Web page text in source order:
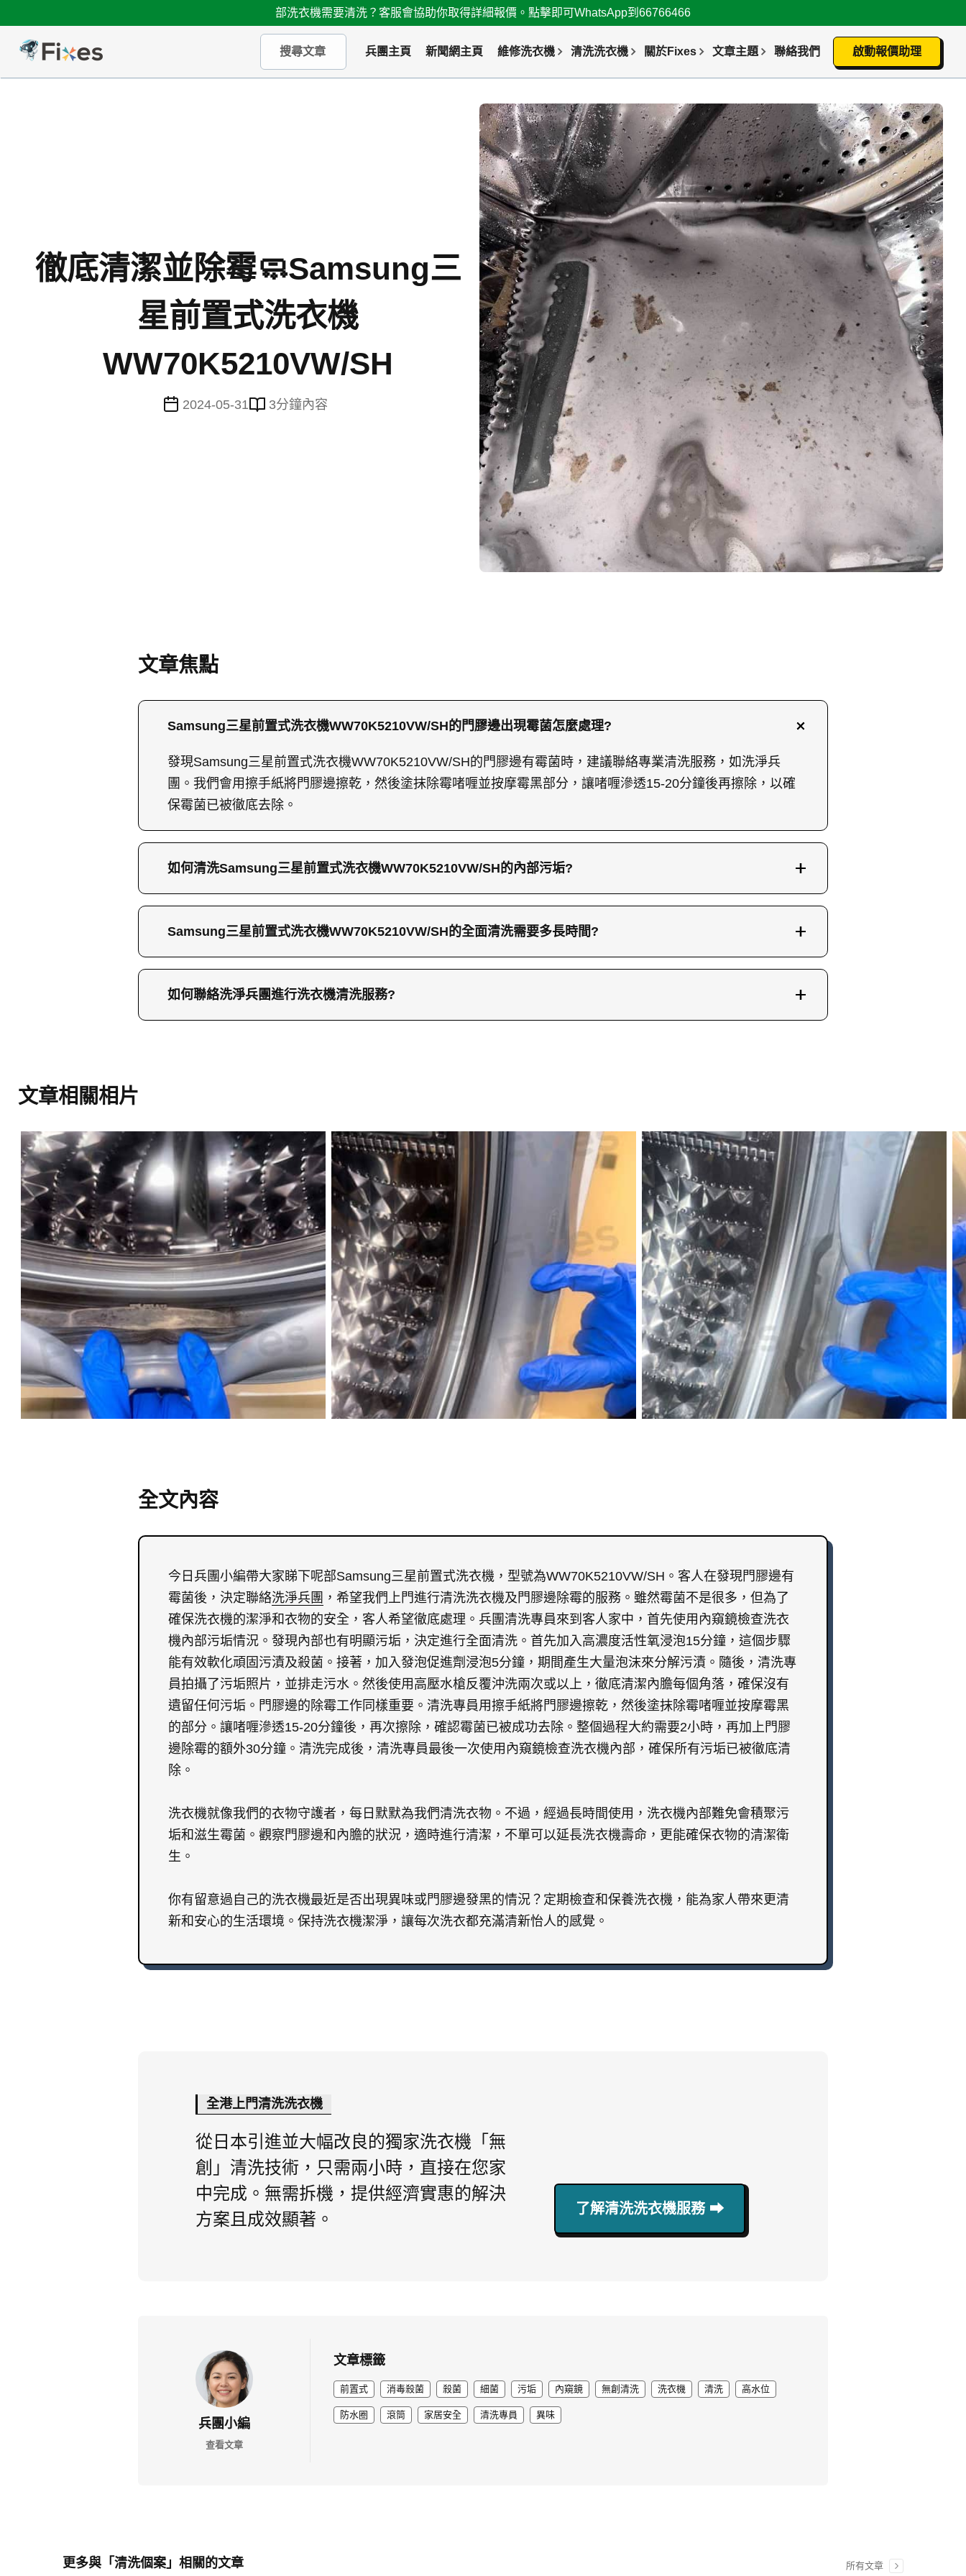
部洗衣機需要清洗？客服會協助你取得詳細報價。點擊即可WhatsApp到66766466
兵團主頁 新聞網主頁 維修洗衣機 清洗洗衣機 關於Fixes 文章主題 聯絡我們 啟動報價助理
徹底清潔並除霉🧼Samsung三
星前置式洗衣機
WW70K5210VW/SH
2024-05-31 3分鐘內容
文章焦點
Samsung三星前置式洗衣機WW70K5210VW/SH的門膠邊出現霉菌怎麼處理?
發現Samsung三星前置式洗衣機WW70K5210VW/SH的門膠邊有霉菌時，建議聯絡專業清洗服務，如洗淨兵
團。我們會用擦手紙將門膠邊擦乾，然後塗抹除霉啫喱並按摩霉黑部分，讓啫喱滲透15-20分鐘後再擦除，以確
保霉菌已被徹底去除。
如何清洗Samsung三星前置式洗衣機WW70K5210VW/SH的內部污垢?
清洗Samsung三星前置式洗衣機WW70K5210VW/SH的內部污垢時，首先加入高濃度活性氧浸泡15分鐘，再加
入發泡促進劑浸泡5分鐘，產生泡沫分解污漬。接著使用高壓水槍反覆沖洗兩次或以上，確保內膽每個角落都被
Samsung三星前置式洗衣機WW70K5210VW/SH的全面清洗需要多長時間?
清洗Samsung三星前置式洗衣機WW70K5210VW/SH的全面過程大約需要2小時，再加上門膠邊除霉的額外30
分鐘。這過程包括內視鏡檢查洗衣機內部污垢、高濃度活性氧浸泡、發泡促進劑浸泡、高壓水槍沖洗及最終檢
如何聯絡洗淨兵團進行洗衣機清洗服務?
文章相關相片
全文內容
今日兵團小編帶大家睇下呢部Samsung三星前置式洗衣機，型號為WW70K5210VW/SH。客人在發現門膠邊有
霉菌後，決定聯絡洗淨兵團 ，希望我們上門進行清洗洗衣機及門膠邊除霉的服務。雖然霉菌不是很多，但為了
確保洗衣機的潔淨和衣物的安全，客人希望徹底處理。兵團清洗專員來到客人家中，首先使用內窺鏡檢查洗衣
機內部污垢情況。發現內部也有明顯污垢，決定進行全面清洗。首先加入高濃度活性氧浸泡15分鐘，這個步驟
能有效軟化頑固污漬及殺菌。接著，加入發泡促進劑浸泡5分鐘，期間產生大量泡沫來分解污漬。隨後，清洗專
員拍攝了污垢照片，並排走污水。然後使用高壓水槍反覆沖洗兩次或以上，徹底清潔內膽每個角落，確保沒有
遺留任何污垢。門膠邊的除霉工作同樣重要。清洗專員用擦手紙將門膠邊擦乾，然後塗抹除霉啫喱並按摩霉黑
的部分。讓啫喱滲透15-20分鐘後，再次擦除，確認霉菌已被成功去除。整個過程大約需要2小時，再加上門膠
邊除霉的額外30分鐘。清洗完成後，清洗專員最後一次使用內窺鏡檢查洗衣機內部，確保所有污垢已被徹底清
除。
洗衣機就像我們的衣物守護者，每日默默為我們清洗衣物。不過，經過長時間使用，洗衣機內部難免會積聚污
垢和滋生霉菌。觀察門膠邊和內膽的狀況，適時進行清潔，不單可以延長洗衣機壽命，更能確保衣物的清潔衛
生。
你有留意過自己的洗衣機最近是否出現異味或門膠邊發黑的情況？定期檢查和保養洗衣機，能為家人帶來更清
新和安心的生活環境。保持洗衣機潔淨，讓每次洗衣都充滿清新怡人的感覺。
全港上門清洗洗衣機
從日本引進並大幅改良的獨家洗衣機「無
創」清洗技術，只需兩小時，直接在您家
中完成。無需拆機，提供經濟實惠的解決
方案且成效顯著。
了解清洗洗衣機服務 ⮕
兵團小編
查看文章
文章標籤
前置式 消毒殺菌 殺菌 細菌 污垢 內窺鏡 無創清洗 洗衣機 清洗 高水位
防水圈 滾筒 家居安全 清洗專員 異味
更多與「清洗個案」相關的文章 所有文章